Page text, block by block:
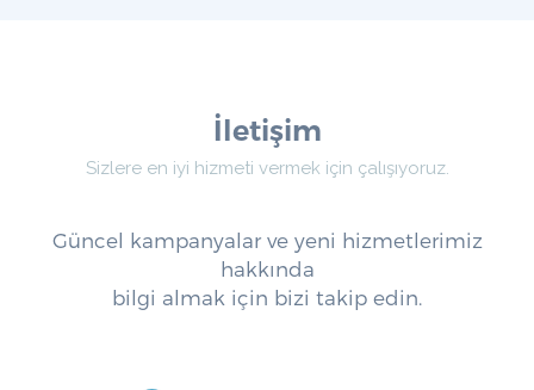
İletişim
Sizlere en iyi hizmeti vermek için çalışıyoruz.
Güncel kampanyalar ve yeni hizmetlerimiz
hakkında
bilgi almak için bizi takip edin.